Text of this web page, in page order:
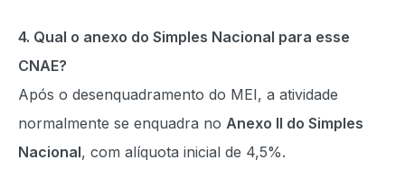
4. Qual o anexo do Simples Nacional para esse
CNAE?
Após o desenquadramento do MEI, a atividade
normalmente se enquadra no Anexo II do Simples
Nacional, com alíquota inicial de 4,5%.